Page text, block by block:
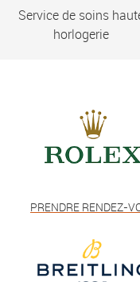
Service de soins
horlogerie
PRENDRE RENDEZ-